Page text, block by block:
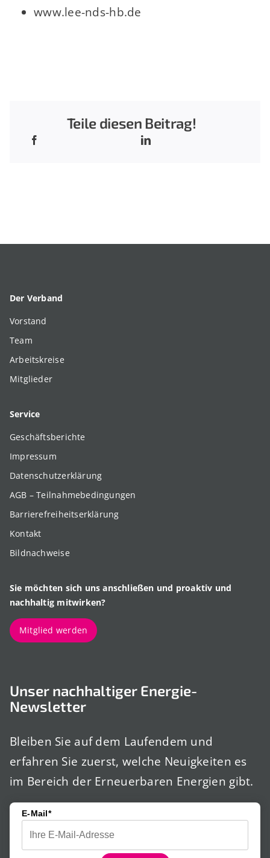
www.lee-nds-hb.de
Teile diesen Beitrag!
Der Verband
Vorstand
Team
Arbeitskreise
Mitglieder
Service
Geschäftsberichte
Impressum
Datenschutzerklärung
AGB – Teilnahmebedingungen
Barrierefreiheitserklärung
Kontakt
Bildnachweise
Sie möchten sich uns anschließen und proaktiv und
nachhaltig mitwirken?
Mitglied werden
Unser nachhaltiger Energie-
Newsletter
Bleiben Sie auf dem Laufendem und
erfahren Sie zuerst, welche Neuigkeiten es
im Bereich der Erneuerbaren Energien gibt.
E-Mail*